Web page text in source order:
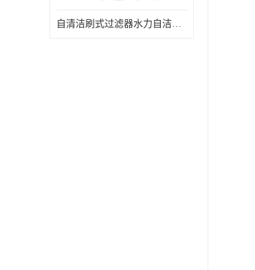
自清洁刷式过滤器水力自洁式滚刷 重量轻 使用寿命长